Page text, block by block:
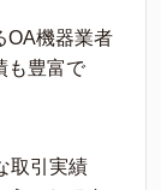
OA機器業者
も豊富で
取引実績